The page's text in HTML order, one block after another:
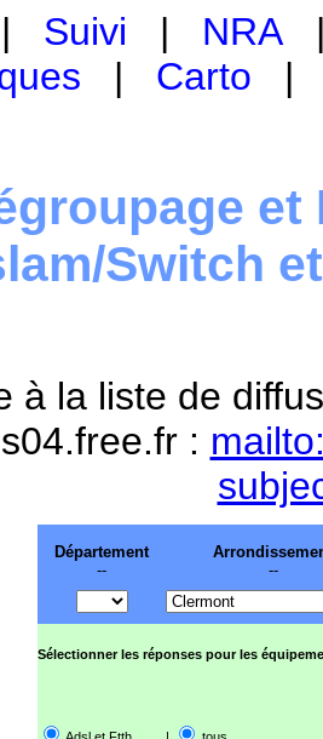
Suivi | NRA
| Carto
et
Switch
à la liste de
:
Département
--
--
Sélectionner les réponses pour les